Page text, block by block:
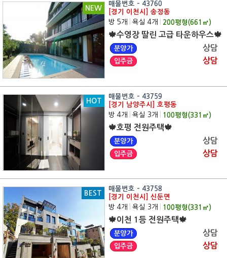
NEW
매물번호 - 43760
[경기 이천시] 송정동
방 5개
욕실 4개 200평형(661 ㎡)
🍁수영장 딸린 고급 타운하우스🍁
분양가 상담
입주금 상담
HOT
매물번호 - 43759
[경기 남양주시] 호평동
방 4개
욕실 3개 100평형(331 ㎡)
🍁호평 전원주택🍁
분양가 상담
입주금 상담
BEST
매물번호 - 43758
[경기 이천시] 신둔면
방 4개
욕실 3개 100평형(331 ㎡)
🍁이천 1등 전원주택🍁
분양가 상담
입주금 상담